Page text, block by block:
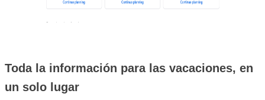
Toda la información para las vacaciones, en
un solo lugar